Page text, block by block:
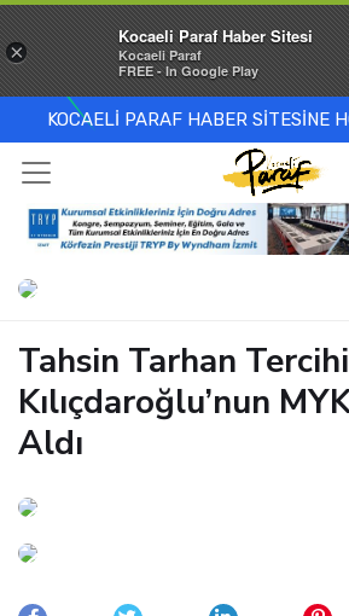
KOCAELİ PARAF HABER SİTESİNE
Tahsin Tarhan
Kılıçdaroğlu’nun
Aldı
×
Kocaeli Paraf Haber Sitesi
Kocaeli Paraf
FREE - In Google Play